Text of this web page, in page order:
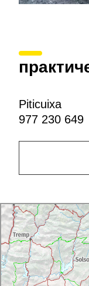
Piticuixa
977 230 649